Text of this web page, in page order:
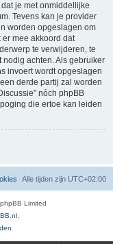
je met onmiddellijke
Tevens kan je provider
worden opgeslagen om
mee akkoord dat
te verwijderen, te
achten. Als gebruiker
invoert wordt opgeslagen
derde partij zal worden
nóch phpBB
die ertoe kan leiden
Alle tijden zijn UTC+02:00
Limited